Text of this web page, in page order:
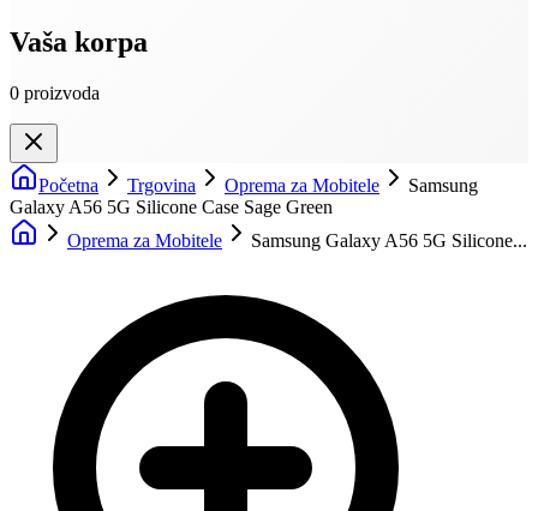
Vaša korpa
0 proizvoda
Početna Trgovina Oprema za Mobitele
Samsung
Galaxy A56 5G Silicone Case Sage Green
Oprema za Mobitele
Samsung Galaxy A56 5G Silicone...